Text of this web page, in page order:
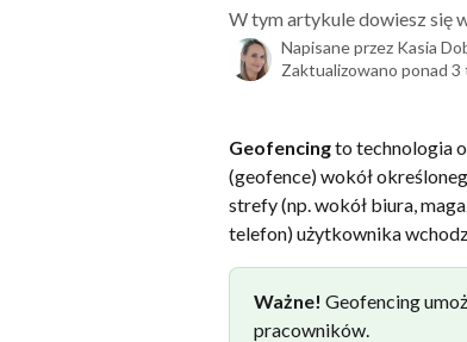
W tym artykule dowiesz się
Napisane przez Kasia
Zaktualizowano ponad
Geofencing to technologia
(geofence) wokół
strefy (np. wokół biura,
telefon) użytkownika
Ważne! Geofencing
pracowników.